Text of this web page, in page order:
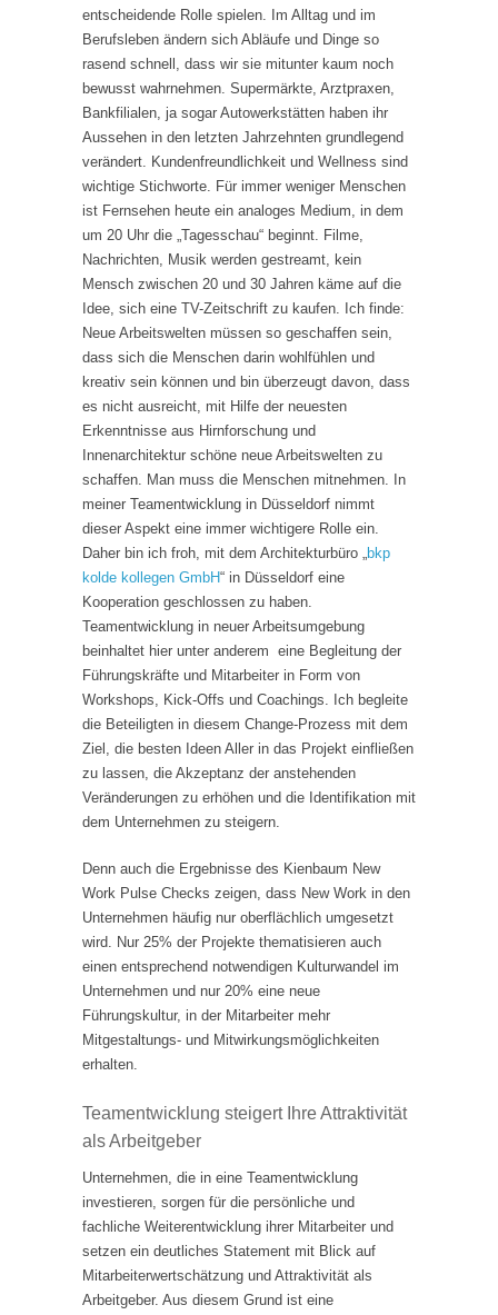
entscheidende Rolle spielen. Im Alltag und im
Berufsleben ändern sich Abläufe und Dinge so
rasend schnell, dass wir sie mitunter kaum noch
bewusst wahrnehmen. Supermärkte, Arztpraxen,
Bankfilialen, ja sogar Autowerkstätten haben ihr
Aussehen in den letzten Jahrzehnten grundlegend
verändert. Kundenfreundlichkeit und Wellness sind
wichtige Stichworte. Für immer weniger Menschen
ist Fernsehen heute ein analoges Medium, in dem
um 20 Uhr die „Tagesschau“ beginnt. Filme,
Nachrichten, Musik werden gestreamt, kein
Mensch zwischen 20 und 30 Jahren käme auf die
Idee, sich eine TV-Zeitschrift zu kaufen. Ich finde:
Neue Arbeitswelten müssen so geschaffen sein,
dass sich die Menschen darin wohlfühlen und
kreativ sein können und bin überzeugt davon, dass
es nicht ausreicht, mit Hilfe der neuesten
Erkenntnisse aus Hirnforschung und
Innenarchitektur schöne neue Arbeitswelten zu
schaffen. Man muss die Menschen mitnehmen. In
meiner Teamentwicklung in Düsseldorf nimmt
dieser Aspekt eine immer wichtigere Rolle ein.
Daher bin ich froh, mit dem Architekturbüro „bkp
kolde kollegen GmbH“ in Düsseldorf eine
Kooperation geschlossen zu haben.
Teamentwicklung in neuer Arbeitsumgebung
beinhaltet hier unter anderem eine Begleitung der
Führungskräfte und Mitarbeiter in Form von
Workshops, Kick-Offs und Coachings. Ich begleite
die Beteiligten in diesem Change-Prozess mit dem
Ziel, die besten Ideen Aller in das Projekt einfließen
zu lassen, die Akzeptanz der anstehenden
Veränderungen zu erhöhen und die Identifikation mit
dem Unternehmen zu steigern.
Denn auch die Ergebnisse des Kienbaum New
Work Pulse Checks zeigen, dass New Work in den
Unternehmen häufig nur oberflächlich umgesetzt
wird. Nur 25% der Projekte thematisieren auch
einen entsprechend notwendigen Kulturwandel im
Unternehmen und nur 20% eine neue
Führungskultur, in der Mitarbeiter mehr
Mitgestaltungs- und Mitwirkungsmöglichkeiten
erhalten.
Teamentwicklung steigert Ihre Attraktivität
als Arbeitgeber
Unternehmen, die in eine Teamentwicklung
investieren, sorgen für die persönliche und
fachliche Weiterentwicklung ihrer Mitarbeiter und
setzen ein deutliches Statement mit Blick auf
Mitarbeiterwertschätzung und Attraktivität als
Arbeitgeber. Aus diesem Grund ist eine